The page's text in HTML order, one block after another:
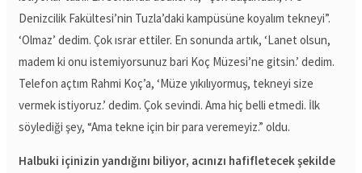
Denizcilik Fakültesi’nin Tuzla’daki kampüsüne koyalım tekneyi”.
‘Olmaz’ dedim. Çok ısrar ettiler. En sonunda artık, ‘Lanet olsun,
madem ki onu istemiyorsunuz bari Koç Müzesi’ne gitsin.’ dedim.
Telefon açtım Rahmi Koç’a, ‘Müze yıkılıyormuş, tekneyi size
vermek istiyoruz.’ dedim. Çok sevindi. Ama hiç belli etmedi. İlk
söylediği şey, “Ama tekne için bir para veremeyiz.” oldu.
Halbuki içinizin yandığını biliyor, acınızı hafifletecek şekilde